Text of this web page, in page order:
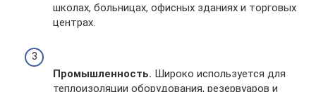
школах, больницах, офисных зданиях и торговых
центрах.
Промышленность. Широко используется для
теплоизоляции оборудования, резервуаров и